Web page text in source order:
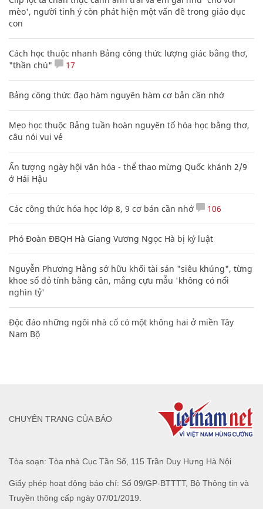
mèo', người tinh ý còn phát hiện một vấn đề trong giáo dục
con
Cách học thuộc nhanh Bảng công thức lượng giác bằng thơ,
"thần chú"
17
Bảng công thức đạo hàm nguyên hàm cơ bản cần nhớ
Mẹo học thuộc Bảng tuần hoàn nguyên tố hóa học bằng thơ,
câu nói vui vẻ
Ấn tượng ngày hội văn hóa - thể thao mừng Quốc khánh 2/9
ở Hải Hậu
Các công thức hóa học lớp 8, 9 cơ bản cần nhớ 106
Phó Đoàn ĐBQH Hà Giang Vương Ngọc Hà bị kỷ luật
Nguyễn Phương Hằng sở hữu khối tài sản "siêu khủng", từng
khoe sổ đỏ tính bằng cân, mắng cựu mẫu 'không có nổi
nghìn tỷ'
Độc đáo những ngôi nhà cổ có một không hai ở miền Tây
Nam Bộ
Tòa soạn: Tòa nhà Cục Tần Số, 115 Trần Duy Hưng Hà Nội
Giấy phép hoạt động báo chí: Số 09/GP-BTTTT, Bộ Thông tin và
Truyền thông cấp ngày 07/01/2019.
CHUYÊN TRANG CỦA BÁO